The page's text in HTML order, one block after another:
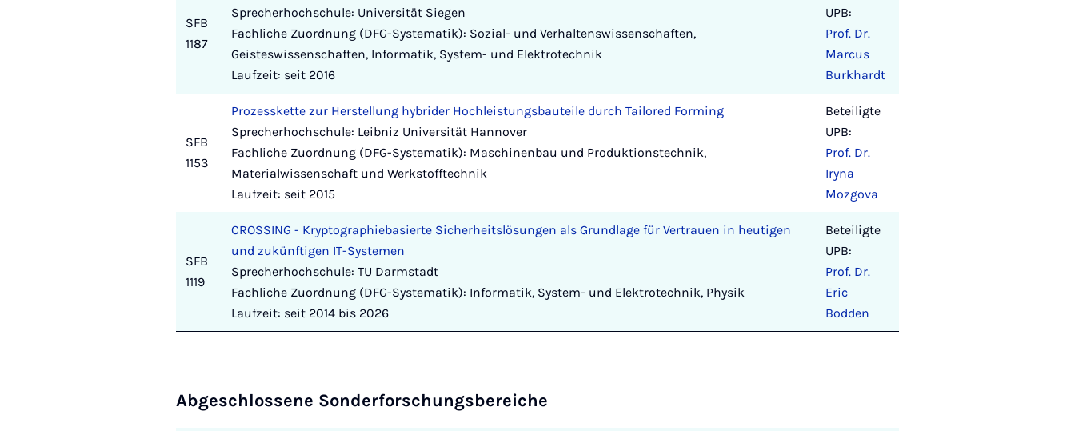
SFB
1187
Sprecherhochschule: Universität Siegen
Fachliche Zuordnung (DFG-Systematik): Sozial- und Verhaltenswissenschaften,
Geisteswissenschaften, Informatik, System- und Elektrotechnik
Laufzeit: seit 2016
UPB:
Prof. Dr.
Marcus
Burkhardt
SFB
1153
Prozesskette zur Herstellung hybrider Hochleistungsbauteile durch Tailored Forming
Sprecherhochschule: Leibniz Universität Hannover
Fachliche Zuordnung (DFG-Systematik): Maschinenbau und Produktionstechnik,
Materialwissenschaft und Werkstofftechnik
Laufzeit: seit 2015
Beteiligte
UPB:
Prof. Dr.
Iryna
Mozgova
SFB
1119
CROSSING - Kryptographiebasierte Sicherheitslösungen als Grundlage für Vertrauen in heutigen
und zukünftigen IT-Systemen
Sprecherhochschule: TU Darmstadt
Fachliche Zuordnung (DFG-Systematik): Informatik, System- und Elektrotechnik, Physik
Laufzeit: seit 2014 bis 2026
Beteiligte
UPB:
Prof. Dr.
Eric
Bodden
Abgeschlossene Sonderforschungsbereiche